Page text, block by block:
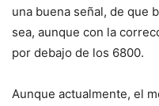
una buena señal, de que
sea, aunque con la
por debajo de los 6800.
Aunque actualmente, el